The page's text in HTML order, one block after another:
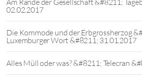
Am Rande der Gesellschaft &#8211;
02.02.2017
Die Kommode und der Erbgrossherzog
Luxemburger Wort &#8211; 31.01.2017
Alles Müll oder was? &#8211; Telecran